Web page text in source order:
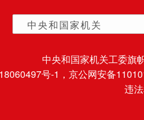
中央和国家机关
中央和国家机关工委
号-1 ，京公网安备
违